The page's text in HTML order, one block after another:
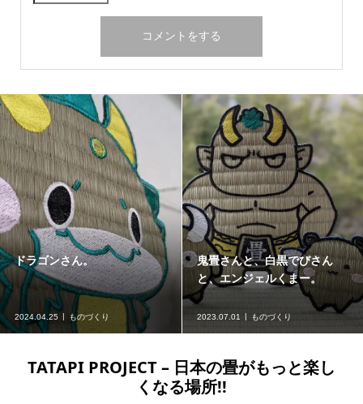
、白黒でびさん
ェルくまー。
ものづくり
小鳥の畳を作成。
2023.03.01 ものづくり
たたみ
TATAPI PROJECT – 日本の畳がもっと楽し
くなる場所!!